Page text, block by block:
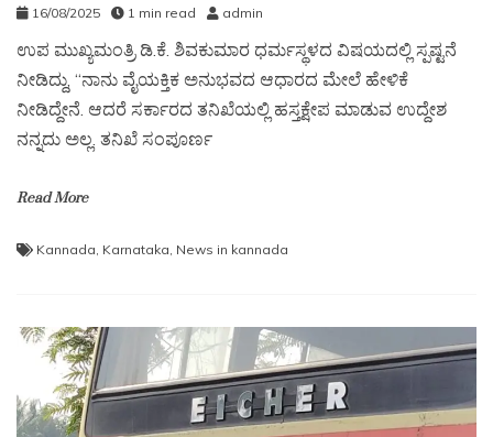
16/08/2025 1 min read admin
ಉಪ ಮುಖ್ಯಮಂತ್ರಿ ಡಿ.ಕೆ. ಶಿವಕುಮಾರ ಧರ್ಮಸ್ಥಳದ ವಿಷಯದಲ್ಲಿ ಸ್ಪಷ್ಟನೆ
ನೀಡಿದ್ದು, “ನಾನು ವೈಯಕ್ತಿಕ ಅನುಭವದ ಆಧಾರದ ಮೇಲೆ ಹೇಳಿಕೆ
ನೀಡಿದ್ದೇನೆ. ಆದರೆ ಸರ್ಕಾರದ ತನಿಖೆಯಲ್ಲಿ ಹಸ್ತಕ್ಷೇಪ ಮಾಡುವ ಉದ್ದೇಶ
ನನ್ನದು ಅಲ್ಲ. ತನಿಖೆ ಸಂಪೂರ್ಣ
Read More
Kannada Karnataka News in kannada